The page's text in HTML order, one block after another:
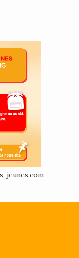
jeunes.com